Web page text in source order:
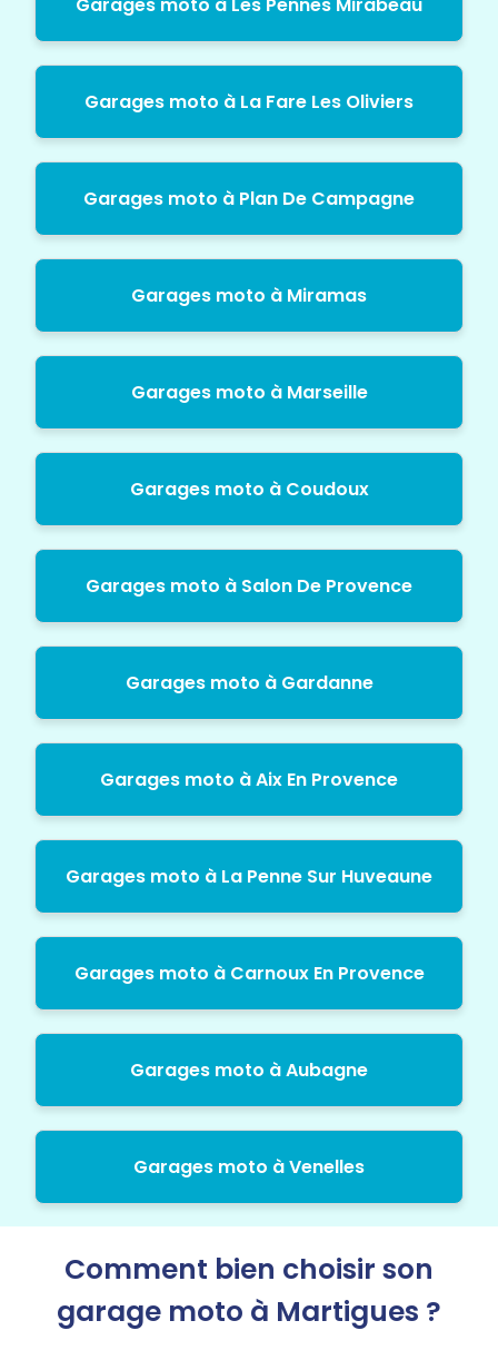
Garages moto à La Fare Les Oliviers
Garages moto à Plan De Campagne
Garages moto à Miramas
Garages moto à Marseille
Garages moto à Coudoux
Garages moto à Salon De Provence
Garages moto à Gardanne
Garages moto à Aix En Provence
Garages moto à La Penne Sur Huveaune
Garages moto à Carnoux En Provence
Garages moto à Aubagne
Garages moto à Venelles
Comment bien choisir son
garage moto à Martigues ?